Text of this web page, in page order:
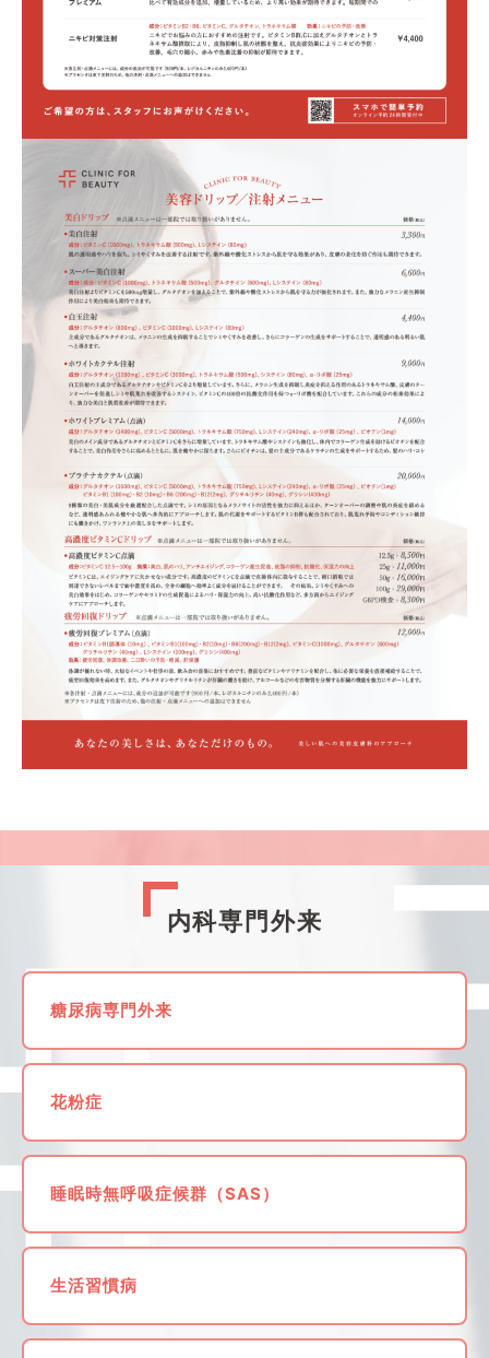
内科専門外来
糖尿病専門外来
花粉症
睡眠時無呼吸症候群（SAS）
生活習慣病